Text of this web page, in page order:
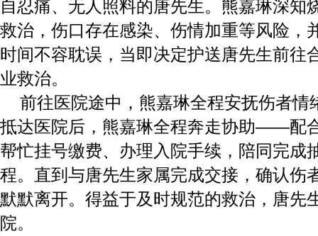
自忍痛、无人照料的唐先生。熊嘉琳深知
救治，伤口存在感染、伤情加重等风险，
时间不容耽误，当即决定护送唐先生前往
业救治。
前往医院途中，熊嘉琳全程安抚伤者情
抵达医院后，熊嘉琳全程奔走协助——配
帮忙挂号缴费、办理入院手续，陪同完成
程。直到与唐先生家属完成交接，确认伤
默默离开。得益于及时规范的救治，唐先
院。